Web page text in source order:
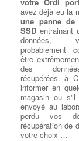
logiciels ou
modèle de
AMD avec la
utilisation à
graphique
processus
passante
offrir
OCTEVILLE , la
avez déjà eu la
une panne
SSD entrainant
données,
probablement
être
des
récupérées. à
informer en
magasin ou s'il
envoyé au
perdu vos
récupération de
votre choix …